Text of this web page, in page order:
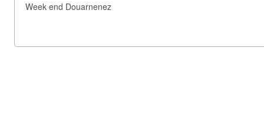
Week end Douarnenez